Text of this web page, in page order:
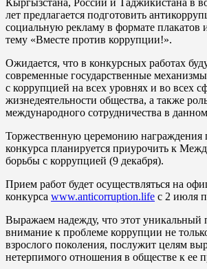
лет предлагается подготовить
социальную рекламу в формате плакатов
тему «Вместе против коррупции!».
Ожидается, что в конкурсных работах
современные государственные
с коррупцией на всех уровнях и во всех
жизнедеятельности общества, а также
международного сотрудничества в
Торжественную церемонию награждения
конкурса планируется приурочить к
борьбы с коррупцией (9 декабря).
Прием работ будет осуществляться на
конкурса www.anticorruption.life с 2 июля
Выражаем надежду, что этот уникальный
внимание к проблеме коррупции не
взрослого поколения, послужит целям
нетерпимого отношения в обществе к ее